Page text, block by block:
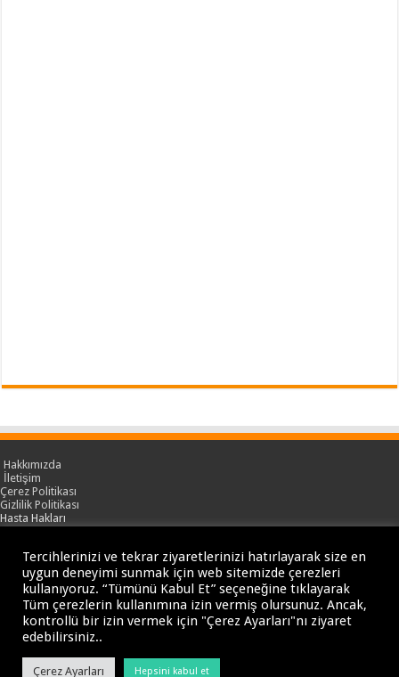
Hakkımızda
İletişim
Çerez Politikası
Gizlilik Politikası
Hasta Hakları
İçerikler yalnızca genel bilgilendirme amacı taşır. Buradaki bilgiler tanı veya
tedavi yerine geçmez.
Sağlık sorunlarınızla ilgili kesin tanı ve tedavi için mutlaka bir hekim veya ilgili
uzmanlık alanındaki sağlık profesyoneline başvurunuz.
© Telif Hakkı 2017 - 2026, Hipokratist & Sağlık Ansiklopedisi Tüm Hakları
Tercihlerinizi ve tekrar ziyaretlerinizi hatırlayarak size en
uygun deneyimi sunmak için web sitemizde çerezleri
kullanıyoruz. “Tümünü Kabul Et” seçeneğine tıklayarak
Tüm çerezlerin kullanımına izin vermiş olursunuz. Ancak,
kontrollü bir izin vermek için "Çerez Ayarları"nı ziyaret
edebilirsiniz..
Çerez Ayarları Hepsini kabul et